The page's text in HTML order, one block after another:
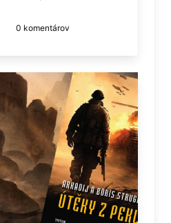
0 komentárov